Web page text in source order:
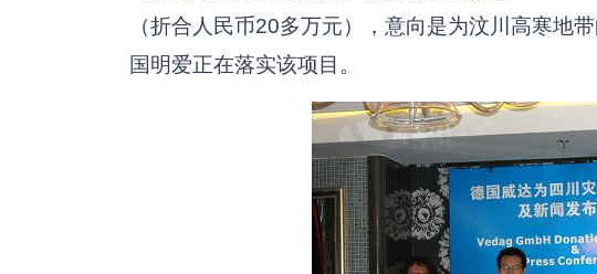
（折合人民币20多万元），意向是为汶川高寒地
国明爱正在落实该项目。